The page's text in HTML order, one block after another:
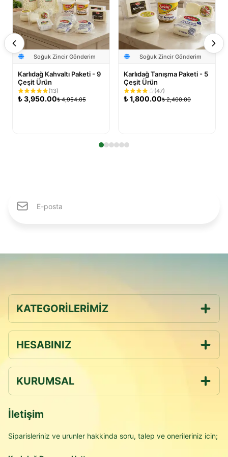
Soğuk Zincir Gönderim
Karlıdağ Kahvaltı Paketi - 9
Çeşit Ürün
(13)
₺3,950.00₺ 4,954.05
Soğuk Zincir Gönderim
Karlıdağ Tanışma Paketi - 5
Çeşit Ürün
(47)
₺1,800.00₺ 2,400.00
KATEGORİLERİMİZ
HESABINIZ
KURUMSAL
İletişim
Siparisleriniz ve urunler hakkinda soru, talep ve onerileriniz icin;